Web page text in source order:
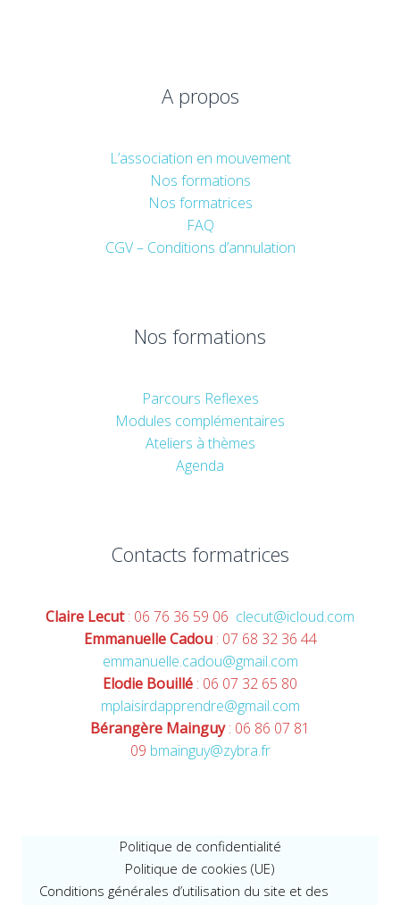
A propos
L’association en mouvement
Nos formations
Nos formatrices
FAQ
CGV – Conditions d’annulation
Nos formations
Parcours Reflexes
Modules complémentaires
Ateliers à thèmes
Agenda
Contacts formatrices
Claire Lecut: 06 76 36 59 06 clecut@icloud.com
Emmanuelle Cadou: 07 68 32 36 44
emmanuelle.cadou@gmail.com
Elodie Bouillé : 06 07 32 65 80
mplaisirdapprendre@gmail.com
Bérangère Mainguy: 06 86 07 81
09 bmainguy@zybra.fr
Politique de confidentialité
Politique de cookies (UE)
Conditions générales d’utilisation du site et des